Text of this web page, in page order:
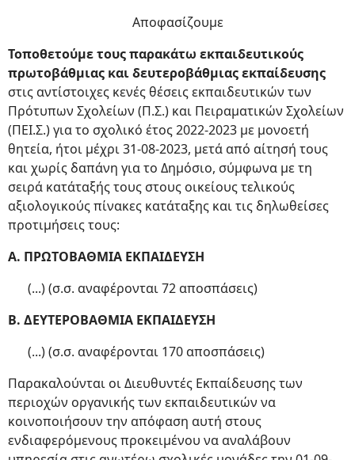
Αποφασίζουμε
Τοποθετούμε τους παρακάτω εκπαιδευτικούς
πρωτοβάθμιας και δευτεροβάθμιας εκπαίδευσης
στις αντίστοιχες κενές θέσεις εκπαιδευτικών των
Πρότυπων Σχολείων (Π.Σ.) και Πειραματικών Σχολείων
(ΠΕΙ.Σ.) για το σχολικό έτος 2022-2023 με μονοετή
θητεία, ήτοι μέχρι 31-08-2023, μετά από αίτησή τους
και χωρίς δαπάνη για το Δημόσιο, σύμφωνα με τη
σειρά κατάταξής τους στους οικείους τελικούς
αξιολογικούς πίνακες κατάταξης και τις δηλωθείσες
προτιμήσεις τους:
Α. ΠΡΩΤΟΒΑΘΜΙΑ ΕΚΠΑΙΔΕΥΣΗ
(...) (σ.σ. αναφέρονται 72 αποσπάσεις)
Β. ΔΕΥΤΕΡΟΒΑΘΜΙΑ ΕΚΠΑΙΔΕΥΣΗ
(...) (σ.σ. αναφέρονται 170 αποσπάσεις)
Παρακαλούνται οι Διευθυντές Εκπαίδευσης των
περιοχών οργανικής των εκπαιδευτικών να
κοινοποιήσουν την απόφαση αυτή στους
ενδιαφερόμενους προκειμένου να αναλάβουν